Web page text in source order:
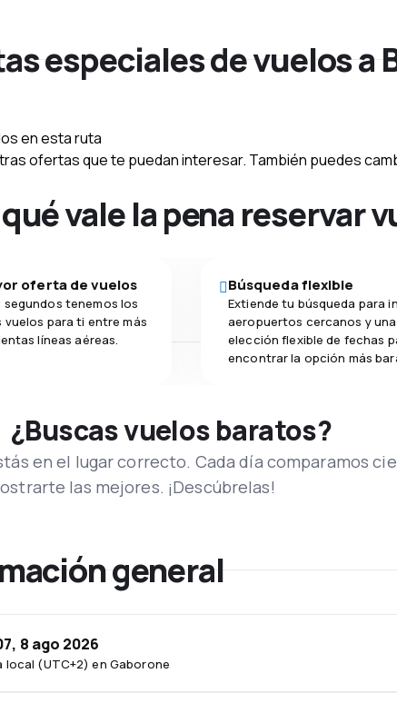
especiales de vuelos a
en esta ruta
ofertas que te puedan interesar. También puedes
vale la pena reservar
oferta de vuelos
segundos tenemos los
vuelos para ti entre más
líneas aéreas.
Búsqueda flexible
Extiende tu búsqueda para
aeropuertos cercanos y una
elección flexible de fechas
encontrar la opción más
¿Buscas vuelos baratos?
en el lugar correcto. Cada día comparamos
las mejores. ¡Descúbrelas!
general
local (UTC+2) en Gaborone
8 ago 2026